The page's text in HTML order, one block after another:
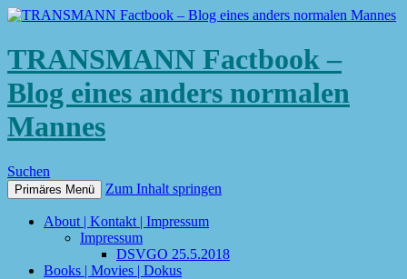
TRANSMANN Factbook –
Blog eines anders normalen
Mannes
Suchen
Primäres Menü Zum Inhalt springen
About | Kontakt | Impressum
Impressum
DSVGO 25.5.2018
Books | Movies | Dokus